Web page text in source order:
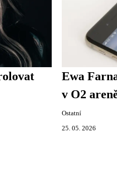
Ewa
v O2
Ostatní
25. 05. 2026